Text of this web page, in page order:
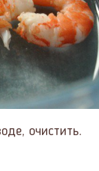
очистить.